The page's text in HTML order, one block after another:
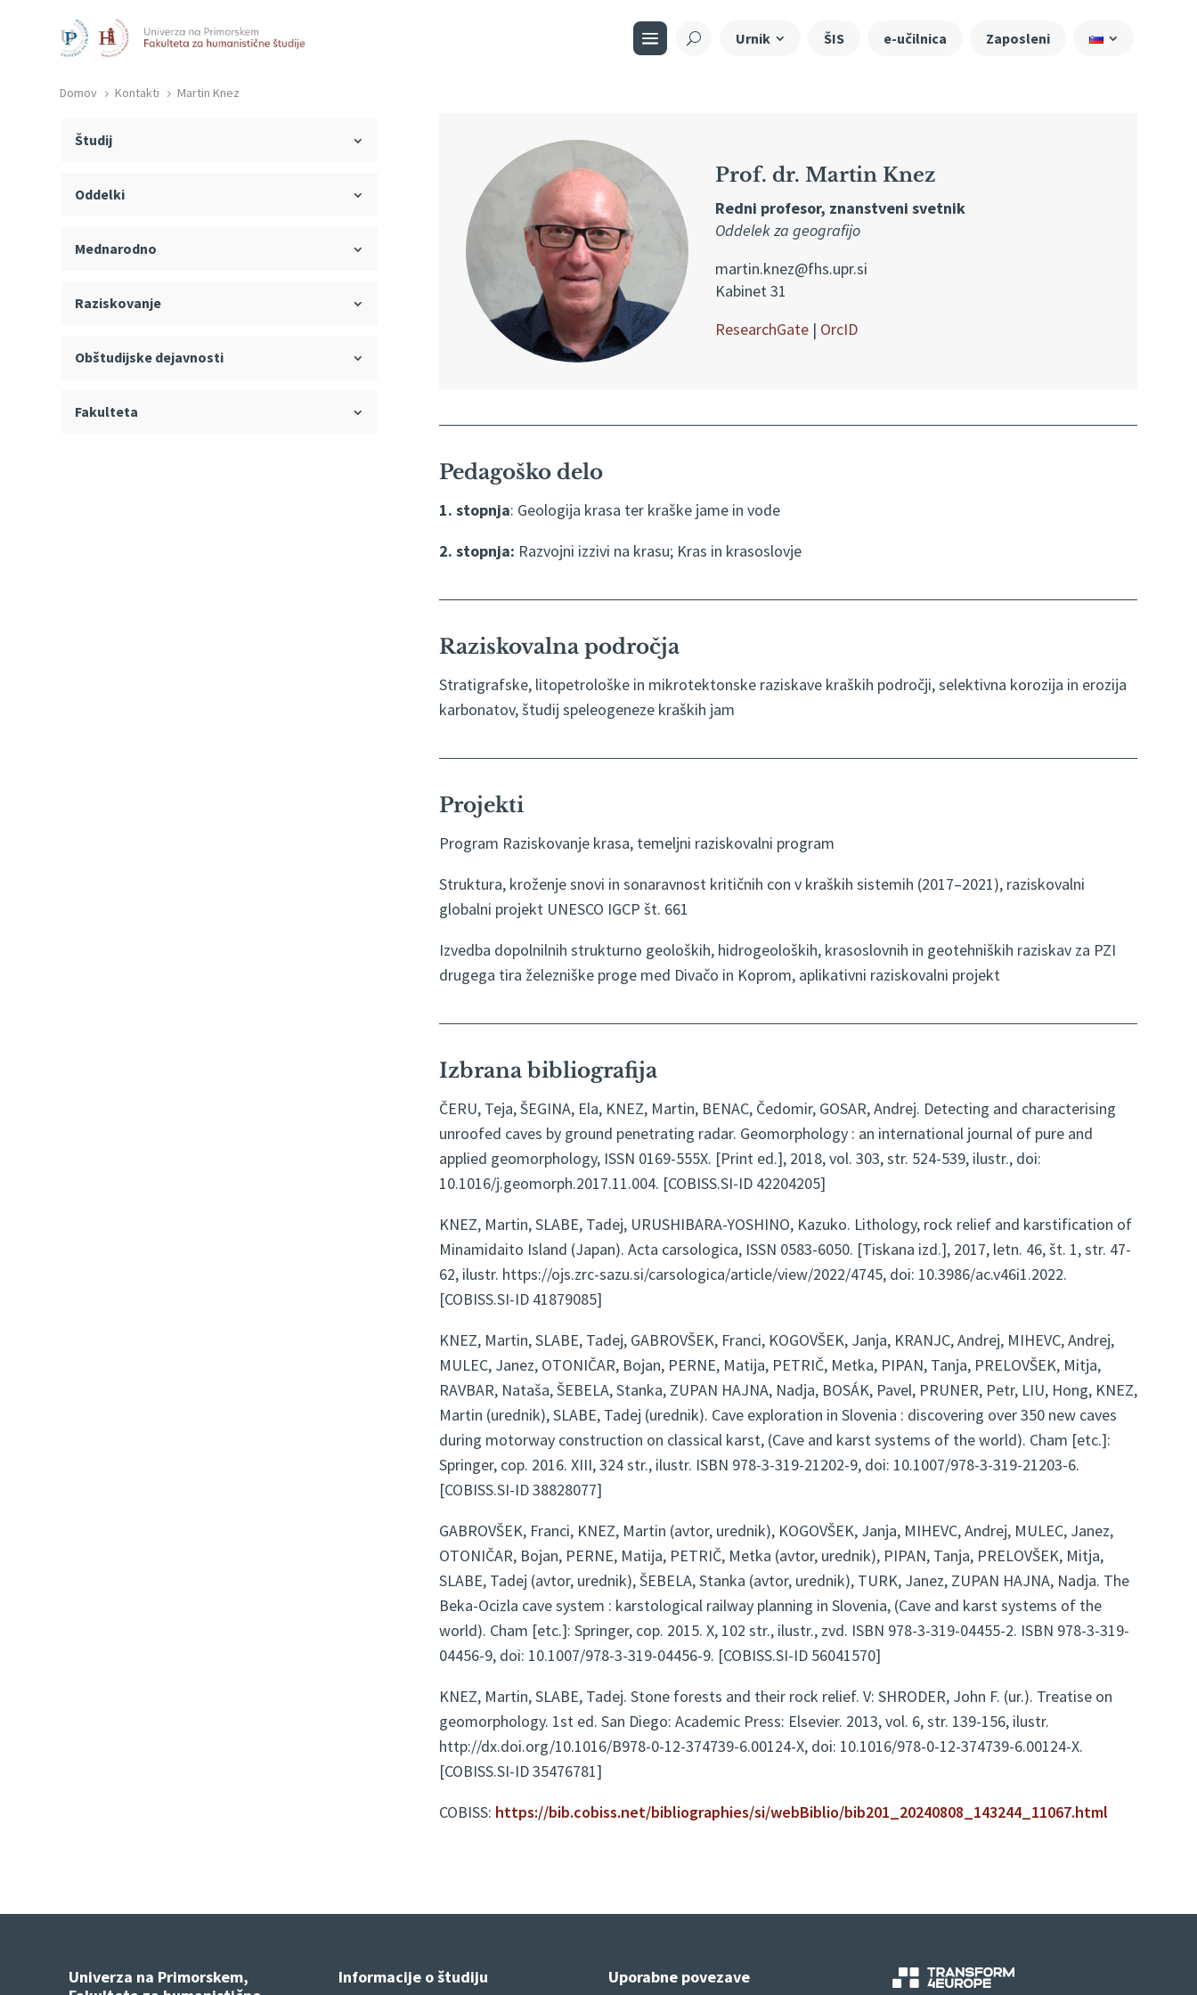
Urnik ŠIS e-učilnica Zaposleni
Domov 5 Kontakti 5 Martin Knez
Študij
Oddelki
Mednarodno
Raziskovanje
Obštudijske dejavnosti
Fakulteta
Prof. dr. Martin Knez
Redni profesor, znanstveni svetnik
Oddelek za geografijo
martin.knez@fhs.upr.si
Kabinet 31
ResearchGate| OrcID
Pedagoško delo
1. stopnja: Geologija krasa ter kraške jame in vode
2. stopnja: Razvojni izzivi na krasu; Kras in krasoslovje
Raziskovalna področja
Stratigrafske, litopetrološke in mikrotektonske raziskave kraških področji, selektivna korozija in erozija
karbonatov, študij speleogeneze kraških jam
Projekti
Program Raziskovanje krasa, temeljni raziskovalni program
Struktura, kroženje snovi in sonaravnost kritičnih con v kraških sistemih (2017–2021), raziskovalni
globalni projekt UNESCO IGCP št. 661
Izvedba dopolnilnih strukturno geoloških, hidrogeoloških, krasoslovnih in geotehniških raziskav za PZI
drugega tira železniške proge med Divačo in Koprom, aplikativni raziskovalni projekt
Izbrana bibliografija
ČERU, Teja, ŠEGINA, Ela, KNEZ, Martin, BENAC, Čedomir, GOSAR, Andrej. Detecting and characterising
unroofed caves by ground penetrating radar. Geomorphology : an international journal of pure and
applied geomorphology, ISSN 0169-555X. [Print ed.], 2018, vol. 303, str. 524-539, ilustr., doi:
10.1016/j.geomorph.2017.11.004. [COBISS.SI-ID 42204205]
KNEZ, Martin, SLABE, Tadej, URUSHIBARA-YOSHINO, Kazuko. Lithology, rock relief and karstification of
Minamidaito Island (Japan). Acta carsologica, ISSN 0583-6050. [Tiskana izd.], 2017, letn. 46, št. 1, str. 47-
62, ilustr. https://ojs.zrc-sazu.si/carsologica/article/view/2022/4745, doi: 10.3986/ac.v46i1.2022.
[COBISS.SI-ID 41879085]
KNEZ, Martin, SLABE, Tadej, GABROVŠEK, Franci, KOGOVŠEK, Janja, KRANJC, Andrej, MIHEVC, Andrej,
MULEC, Janez, OTONIČAR, Bojan, PERNE, Matija, PETRIČ, Metka, PIPAN, Tanja, PRELOVŠEK, Mitja,
RAVBAR, Nataša, ŠEBELA, Stanka, ZUPAN HAJNA, Nadja, BOSÁK, Pavel, PRUNER, Petr, LIU, Hong, KNEZ,
Martin (urednik), SLABE, Tadej (urednik). Cave exploration in Slovenia : discovering over 350 new caves
during motorway construction on classical karst, (Cave and karst systems of the world). Cham [etc.]:
Springer, cop. 2016. XIII, 324 str., ilustr. ISBN 978-3-319-21202-9, doi: 10.1007/978-3-319-21203-6.
[COBISS.SI-ID 38828077]
GABROVŠEK, Franci, KNEZ, Martin (avtor, urednik), KOGOVŠEK, Janja, MIHEVC, Andrej, MULEC, Janez,
OTONIČAR, Bojan, PERNE, Matija, PETRIČ, Metka (avtor, urednik), PIPAN, Tanja, PRELOVŠEK, Mitja,
SLABE, Tadej (avtor, urednik), ŠEBELA, Stanka (avtor, urednik), TURK, Janez, ZUPAN HAJNA, Nadja. The
Beka-Ocizla cave system : karstological railway planning in Slovenia, (Cave and karst systems of the
world). Cham [etc.]: Springer, cop. 2015. X, 102 str., ilustr., zvd. ISBN 978-3-319-04455-2. ISBN 978-3-319-
04456-9, doi: 10.1007/978-3-319-04456-9. [COBISS.SI-ID 56041570]
KNEZ, Martin, SLABE, Tadej. Stone forests and their rock relief. V: SHRODER, John F. (ur.). Treatise on
geomorphology. 1st ed. San Diego: Academic Press: Elsevier. 2013, vol. 6, str. 139-156, ilustr.
http://dx.doi.org/10.1016/B978-0-12-374739-6.00124-X, doi: 10.1016/978-0-12-374739-6.00124-X.
[COBISS.SI-ID 35476781]
COBISS: https://bib.cobiss.net/bibliographies/si/webBiblio/bib201_20240808_143244_11067.html
Univerza na Primorskem,
Informacije o študiju Uporabne povezave